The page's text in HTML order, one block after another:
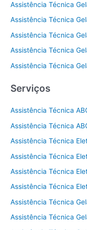
Assistência Técnica
Assistência Técnica
Assistência Técnica
Assistência Técnica
Assistência Técnica
Serviços
Assistência Técnica
Assistência Técnica
Assistência Técnica
Assistência Técnica
Assistência Técnica
Assistência Técnica
Assistência Técnica
Assistência Técnica